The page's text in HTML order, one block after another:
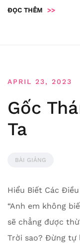
ĐỌC THÊM >>
APRIL 23, 2023
Gốc
Ta
BÀI GIẢNG
Hiểu Biết Các Điều
“Anh em không
sẽ chẳng được
Trời sao? Đừng tự